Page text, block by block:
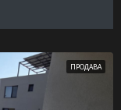
ПРОДАВА